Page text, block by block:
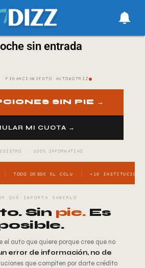
sin entrada
AUTOMOTRIZ
SIN PIE →
MI CUOTA →
· 100% INFORMATIVO
TODO DESDE EL CELU +10 INSTITUCIONES
QUÉ IMPORTA SABERLO
Sin pie.Es
el auto que quiere porque cree que no
error de información, no de
que compiten por darte crédito